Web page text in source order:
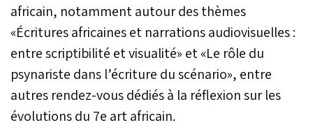
africain, notamment autour des thèmes
«Écritures africaines et narrations audiovisuelles :
entre scriptibilité et visualité» et «Le rôle du
psynariste dans l’écriture du scénario», entre
autres rendez-vous dédiés à la réflexion sur les
évolutions du 7e art africain.